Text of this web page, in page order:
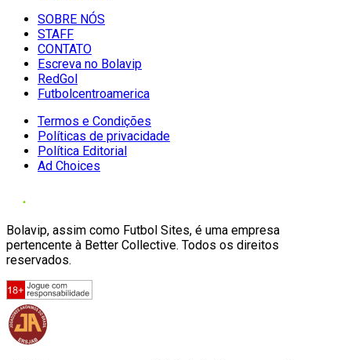
SOBRE NÓS
STAFF
CONTATO
Escreva no Bolavip
RedGol
Futbolcentroamerica
Termos e Condições
Políticas de privacidade
Política Editorial
Ad Choices
Bolavip, assim como Futbol Sites, é uma empresa
pertencente à Better Collective. Todos os direitos
reservados.